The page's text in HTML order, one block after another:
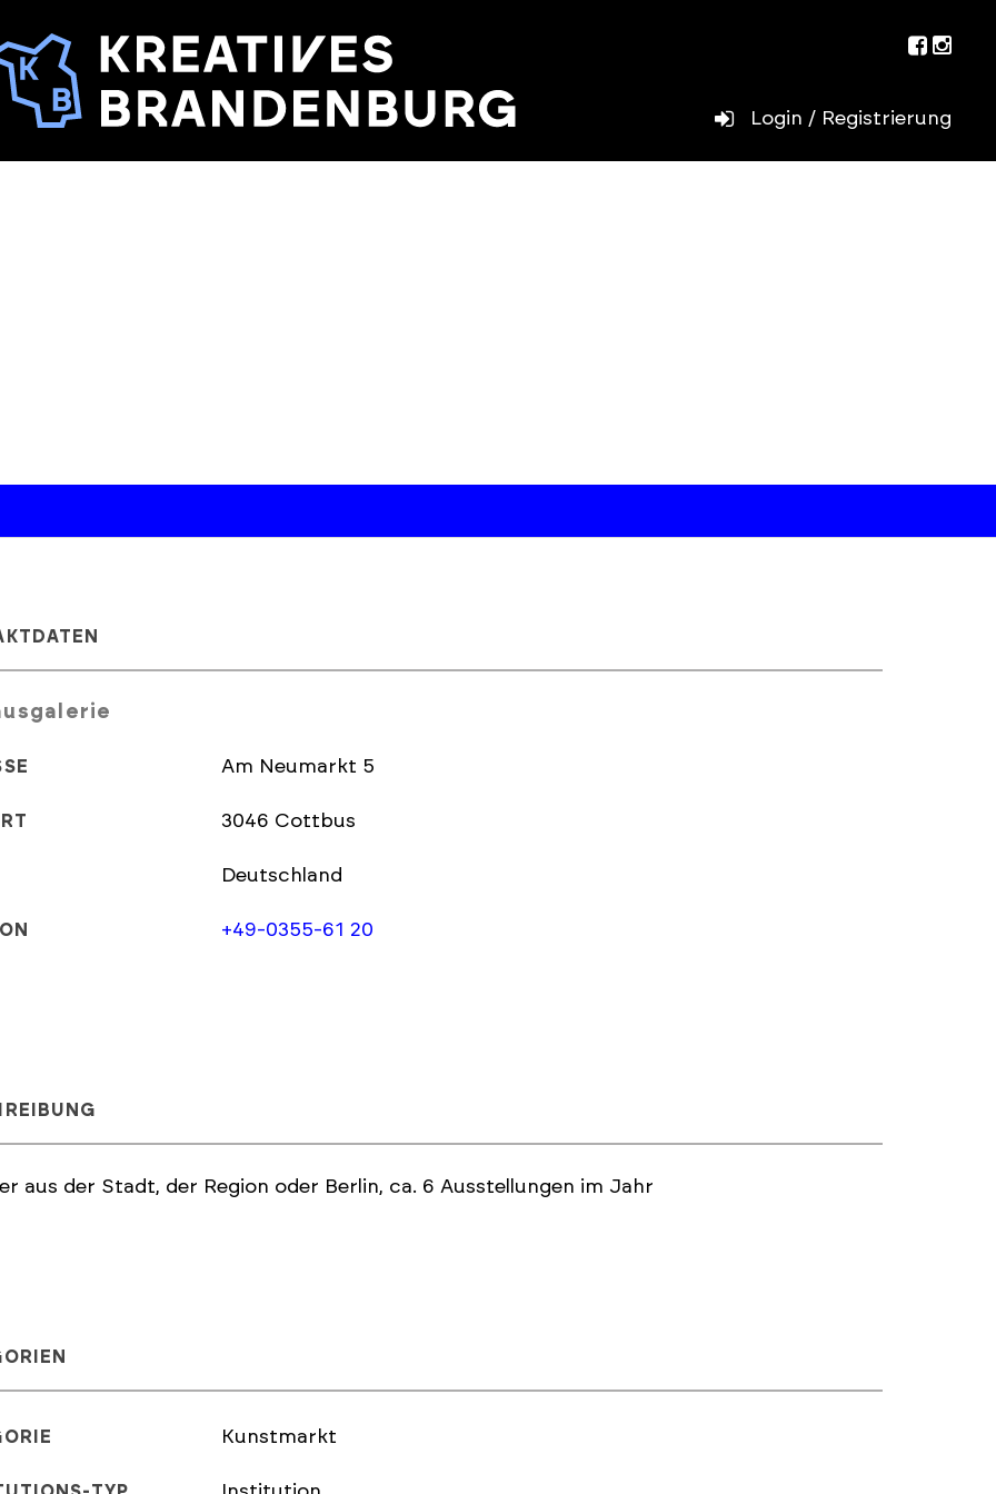
Login / Registrierung
Am Neumarkt 5
3046 Cottbus
Deutschland
+49-0355-61 20
aus der Stadt, der Region oder Berlin, ca. 6 Ausstellungen im Jahr
Kunstmarkt